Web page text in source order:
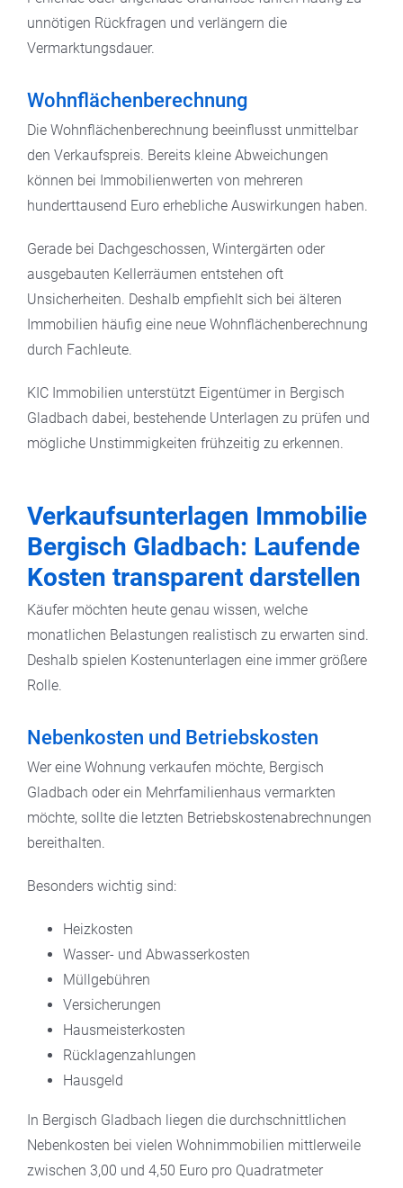
unnötigen Rückfragen und verlängern die
Vermarktungsdauer.
Wohnflächenberechnung
Die Wohnflächenberechnung beeinflusst unmittelbar
den Verkaufspreis. Bereits kleine Abweichungen
können bei Immobilienwerten von mehreren
hunderttausend Euro erhebliche Auswirkungen haben.
Gerade bei Dachgeschossen, Wintergärten oder
ausgebauten Kellerräumen entstehen oft
Unsicherheiten. Deshalb empfiehlt sich bei älteren
Immobilien häufig eine neue Wohnflächenberechnung
durch Fachleute.
KIC Immobilien unterstützt Eigentümer in Bergisch
Gladbach dabei, bestehende Unterlagen zu prüfen und
mögliche Unstimmigkeiten frühzeitig zu erkennen.
Verkaufsunterlagen Immobilie
Bergisch Gladbach: Laufende
Kosten transparent darstellen
Käufer möchten heute genau wissen, welche
monatlichen Belastungen realistisch zu erwarten sind.
Deshalb spielen Kostenunterlagen eine immer größere
Rolle.
Nebenkosten und Betriebskosten
Wer eine Wohnung verkaufen möchte, Bergisch
Gladbach oder ein Mehrfamilienhaus vermarkten
möchte, sollte die letzten Betriebskostenabrechnungen
bereithalten.
Besonders wichtig sind:
Heizkosten
Wasser- und Abwasserkosten
Müllgebühren
Versicherungen
Hausmeisterkosten
Rücklagenzahlungen
Hausgeld
In Bergisch Gladbach liegen die durchschnittlichen
Nebenkosten bei vielen Wohnimmobilien mittlerweile
zwischen 3,00 und 4,50 Euro pro Quadratmeter